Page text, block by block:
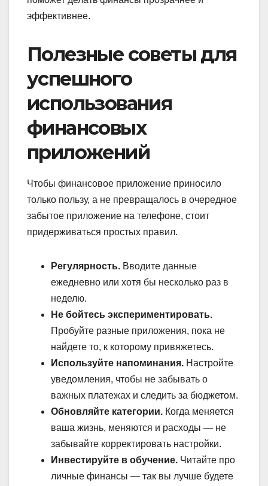
эффективнее.
Полезные советы для
успешного
использования
финансовых
приложений
Чтобы финансовое приложение приносило
только пользу, а не превращалось в очередное
забытое приложение на телефоне, стоит
придерживаться простых правил.
Регулярность. Вводите данные
ежедневно или хотя бы несколько раз в
неделю.
Не бойтесь экспериментировать.
Пробуйте разные приложения, пока не
найдете то, к которому привяжетесь.
Используйте напоминания. Настройте
уведомления, чтобы не забывать о
важных платежах и следить за бюджетом.
Обновляйте категории. Когда меняется
ваша жизнь, меняются и расходы — не
забывайте корректировать настройки.
Инвестируйте в обучение. Читайте про
личные финансы — так вы лучше будете